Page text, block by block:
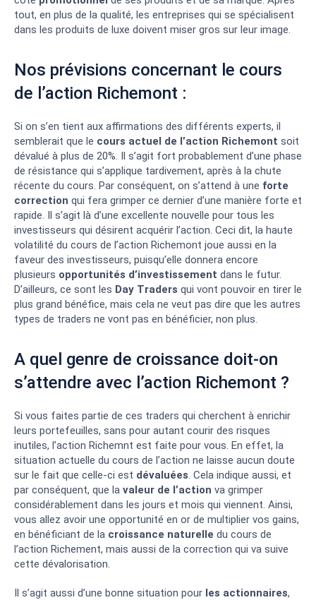
disponible
Grande
communauté de
tout, en plus de la qualité, les entreprises qui se spécialisent
dans les produits de luxe doivent miser gros sur leur image.
Nos prévisions concernant le cours
de l’action Richemont :
Si on s’en tient aux affirmations des différents experts, il
semblerait que le cours actuel de l’action Richemont soit
dévalué à plus de 20%. Il s’agit fort probablement d’une phase
de résistance qui s’applique tardivement, après à la chute
récente du cours. Par conséquent, on s’attend à une forte
correction qui fera grimper ce dernier d’une manière forte et
rapide. Il s’agit là d’une excellente nouvelle pour tous les
investisseurs qui désirent acquérir l’action. Ceci dit, la haute
volatilité du cours de l’action Richemont joue aussi en la
faveur des investisseurs, puisqu’elle donnera encore
plusieurs opportunités d’investissement dans le futur.
D’ailleurs, ce sont les Day Traders qui vont pouvoir en tirer le
plus grand bénéfice, mais cela ne veut pas dire que les autres
types de traders ne vont pas en bénéficier, non plus.
A quel genre de croissance doit-on
s’attendre avec l’action Richemont ?
Si vous faites partie de ces traders qui cherchent à enrichir
leurs portefeuilles, sans pour autant courir des risques
inutiles, l’action Richemnt est faite pour vous. En effet, la
situation actuelle du cours de l’action ne laisse aucun doute
sur le fait que celle-ci est dévaluées . Cela indique aussi, et
par conséquent, que la valeur de l’action va grimper
considérablement dans les jours et mois qui viennent. Ainsi,
vous allez avoir une opportunité en or de multiplier vos gains,
en bénéficiant de la croissance naturelle du cours de
l’action Richement, mais aussi de la correction qui va suive
cette dévalorisation.
Il s’agit aussi d’une bonne situation pour les actionnaires,